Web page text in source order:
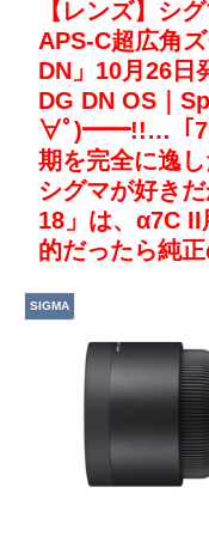
【レンズ】シ
APS-C超広角
DN」10月26日
DG DN OS｜
∀ﾟ)━━!!…「
期を完全に逸
シグマが好き
18」は、α7C
的だったら純
SIGMA